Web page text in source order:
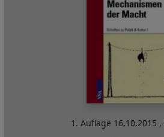
1. Auflage 16.10.2015 ,